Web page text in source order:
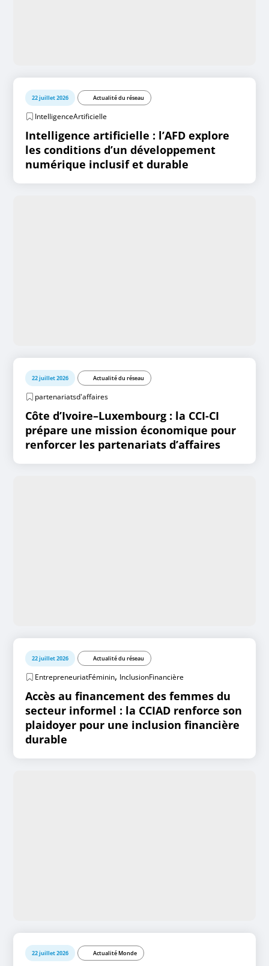
22 juillet 2026 Actualité du réseau
IntelligenceArtificielle
Intelligence artificielle : l’AFD explore
les conditions d’un développement
numérique inclusif et durable
22 juillet 2026 Actualité du réseau
partenariatsd'affaires
Côte d’Ivoire–Luxembourg : la CCI-CI
prépare une mission économique pour
renforcer les partenariats d’affaires
22 juillet 2026 Actualité du réseau
EntrepreneuriatFéminin, InclusionFinancière
Accès au financement des femmes du
secteur informel : la CCIAD renforce son
plaidoyer pour une inclusion financière
durable
22 juillet 2026 Actualité Monde